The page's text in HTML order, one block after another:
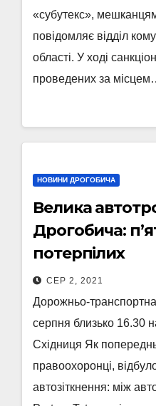
«субутекс»,
повідомляє відділ
області. У ході
проведених за
НОВИНИ ДРОГОБИЧА
Велика
Дрогобича:
потерпілих
СЕР 2, 2021
Дорожньо-
серпня близько 16.30
Східниця Як
правоохоронці,
автозіткнення: між